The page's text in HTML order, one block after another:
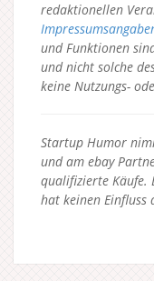
redaktionellen
und Funktionen
und nicht solche
keine Nutzungs-
Startup Humor
und am ebay
qualifizierte Käufe.
hat keinen Einfluss